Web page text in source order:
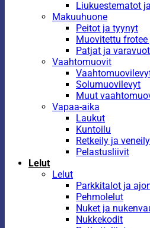
Liukuestematot
Makuuhuone
Peitot ja tyynyt
Muovitettu
Patjat ja
Vaahtomuovit
Solumuovilevyt
Muut
Vapaa-aika
Laukut
Kuntoilu
Retkeily ja veneily
Pelastusliivit
Lelut
Lelut
Parkkitalot ja
Pehmolelut
Nuket ja
Nukkekodit